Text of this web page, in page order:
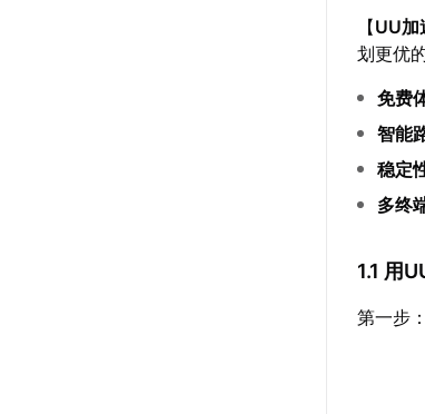
【UU加
划更优
免费
智能
稳定
多终
1.1 用
第一步